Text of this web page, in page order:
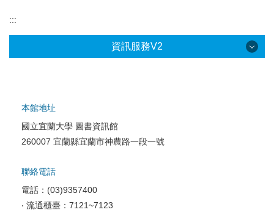
:::
資訊服務V2
校園網路服務
校園資訊安全
電腦教室相關
本館地址
國立宜蘭大學 圖書資訊館
260007 宜蘭縣宜蘭市神農路一段一號
聯絡電話
電話：(03)9357400
‧ 流通櫃臺：7121~7123